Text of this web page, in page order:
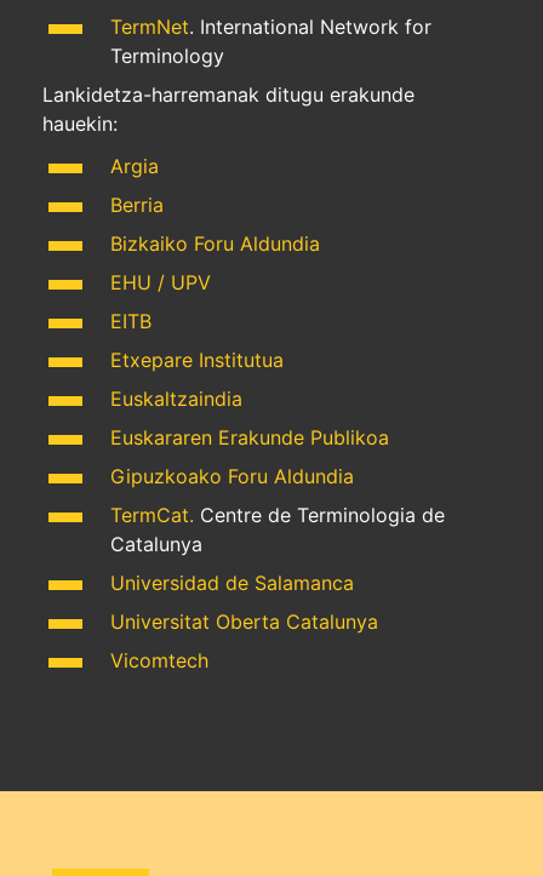
TermNet. International Network for
Terminology
Lankidetza-harremanak ditugu erakunde
hauekin:
Argia
Berria
Bizkaiko Foru Aldundia
EHU / UPV
EITB
Etxepare Institutua
Euskaltzaindia
Euskararen Erakunde Publikoa
Gipuzkoako Foru Aldundia
TermCat. Centre de Terminologia de
Catalunya
Universidad de Salamanca
Universitat Oberta Catalunya
Vicomtech